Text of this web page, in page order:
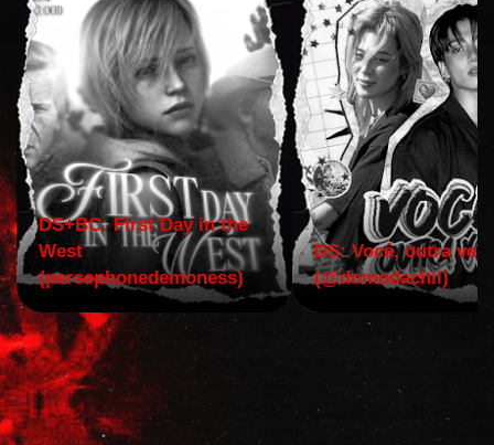
DS+BC: First Day in the
West
(persephonedemoness)
DS: Você, outra vez!
(@domodachii)